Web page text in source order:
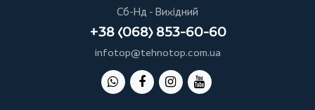
Сб-Нд - Вихідний
+38 (068) 853-60-60
infotop@tehnotop.com.ua